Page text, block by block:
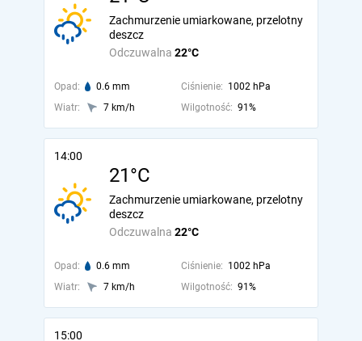
Odczuwalna 22°C
Zachmurzenie umiarkowane, przelotny
deszcz
Opad: 0.6 mm Ciśnienie: 1002 hPa
Wiatr:
7 km/h Wilgotność: 91%
14:00
21°C
Odczuwalna 22°C
Zachmurzenie umiarkowane, przelotny
deszcz
Opad: 0.6 mm Ciśnienie: 1002 hPa
Wiatr:
7 km/h Wilgotność: 91%
15:00